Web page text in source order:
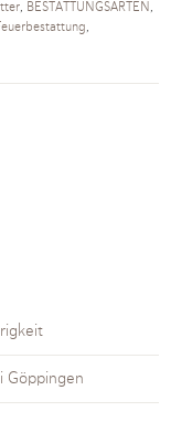
, BESTATTUNGSARTEN,
,
Göppingen